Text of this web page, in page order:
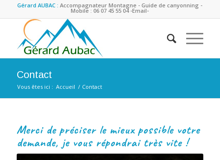
Gérard AUBAC :Accompagnateur Montagne - Guide de canyonning -
Mobile : 06 07 45 55 04 -Email-
Contact
Vous êtes ici : Accueil / Contact
Merci de préciser le mieux possible votre
demande, je vous répondrai très vite !